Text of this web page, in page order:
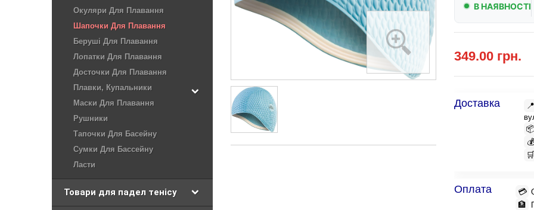
Окуляри Для Плавання
Шапочки Для Плавання
Беруші Для Плавання
Лопатки Для Плавання
Досточки Для Плавання
Плавки, Купальники
Маски Для Плавання
Рушники
Тапочки Для Басейну
Сумки Для Бассейну
Ласти
Товари для падел тенісу
В НАЯВНОСТІ
349.00 грн.
Доставка 📍
💰
🛒
Оплата 💳
🏦